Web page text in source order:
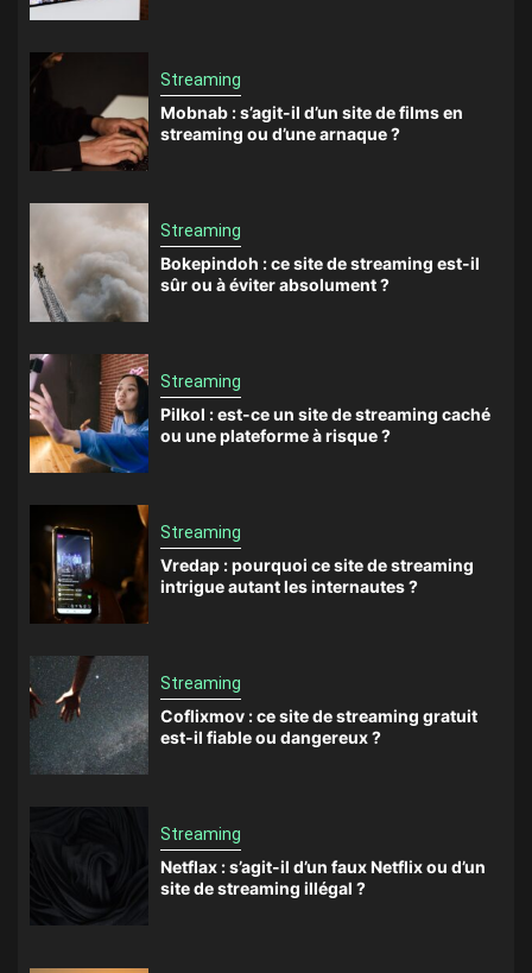
Streaming
Mobnab : s’agit-il d’un site de films en
streaming ou d’une arnaque ?
Streaming
Bokepindoh : ce site de streaming est-il
sûr ou à éviter absolument ?
Streaming
Pilkol : est-ce un site de streaming caché
ou une plateforme à risque ?
Streaming
Vredap : pourquoi ce site de streaming
intrigue autant les internautes ?
Streaming
Coflixmov : ce site de streaming gratuit
est-il fiable ou dangereux ?
Streaming
Netflax : s’agit-il d’un faux Netflix ou d’un
site de streaming illégal ?